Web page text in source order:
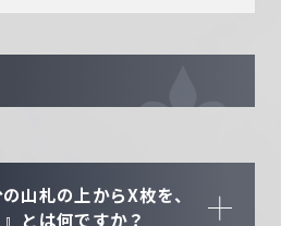
山札の上からX枚を、
とは何ですか？